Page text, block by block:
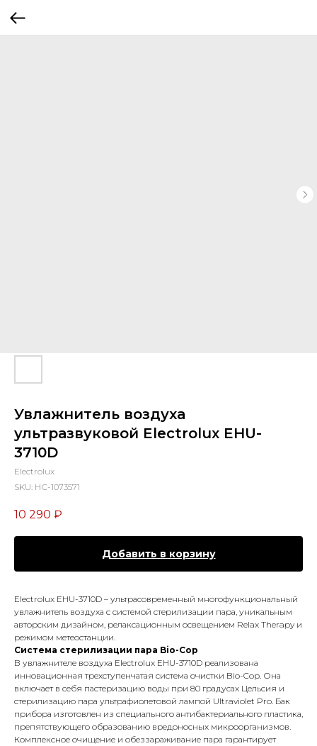
Увлажнитель воздуха
ультразвуковой Electrolux EHU-
3710D
Electrolux
SKU: НС-1073571
10 290 ₽
Добавить в корзину
Electrolux EHU-3710D – ультрасовременный многофункциональный
увлажнитель воздуха с системой стерилизации пара, уникальным
авторским дизайном, релаксационным освещением Relax Therapy и
режимом метеостанции.
Система стерилизации пара Bio-Cop
В увлажнителе воздуха Electrolux EHU-3710D реализована
инновационная трехступенчатая система очистки Bio-Cop. Она
включает в себя пастеризацию воды при 80 градусах Цельсия и
стерилизацию пара ультрафиолетовой лампой Ultraviolet Pro. Бак
прибора изготовлен из специального антибактериального пластика,
препятствующего образованию вредоносных микроорганизмов.
Комплексное очищение и обеззараживание пара гарантирует